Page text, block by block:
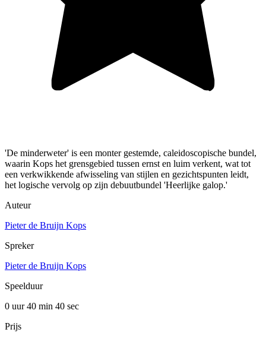
'De minderweter' is een monter gestemde, caleidoscopische bundel,
waarin Kops het grensgebied tussen ernst en luim verkent, wat tot
een verkwikkende afwisseling van stijlen en gezichtspunten leidt,
het logische vervolg op zijn debuutbundel 'Heerlijke galop.'
Auteur
Pieter de Bruijn Kops
Spreker
Pieter de Bruijn Kops
Speelduur
0 uur 40 min 40 sec
Prijs